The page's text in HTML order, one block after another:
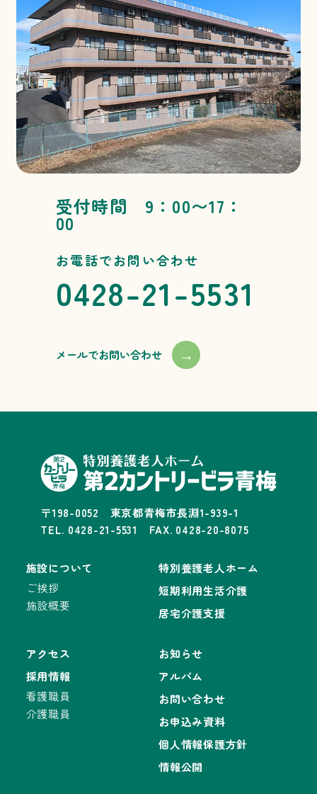
受付時間 9：00〜17：
00
お電話でお問い合わせ
0428-21-5531
メールでお問い合わせ →
〒198-0052 東京都青梅市長淵1-939-1
TEL. 0428-21-5531 FAX. 0428-20-8075
施設について
ご挨拶
施設概要
特別養護老人ホーム
短期利用生活介護
居宅介護支援
アクセス
採用情報
看護職員
介護職員
お知らせ
アルバム
お問い合わせ
お申込み資料
個人情報保護方針
情報公開